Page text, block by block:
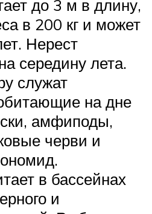
до 3 м в длину,
в 200 кг и может
Нерест
середину лета.
служат
на дне
амфиподы,
черви и
в бассейнах
и